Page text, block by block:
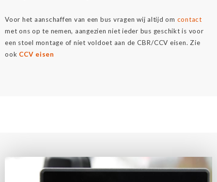
Voor het aanschaffen van een bus vragen wij altijd om contact
met ons op te nemen, aangezien niet ieder bus geschikt is voor
een stoel montage of niet voldoet aan de CBR/CCV eisen. Zie
ook CCV eisen